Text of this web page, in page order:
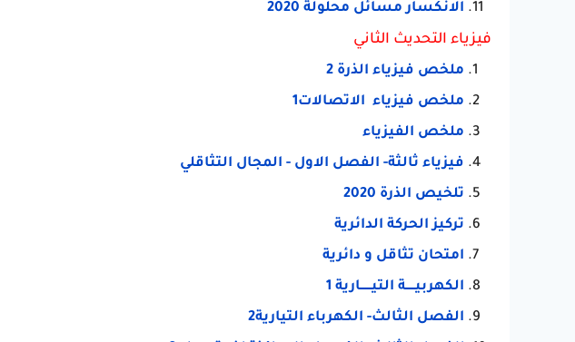
الانكسار مسائل محلولة 2020
فيزياء التحديث الثاني
ملخص فيزياء الذرة 2
ملخص فيزياء الاتصالات1
ملخص الفيزياء
فيزياء ثالثة- الفصل الاول - المجال التثاقلي
تلخيص الذرة 2020
تركيز الحركة الدائرية
امتحان تثاقل و دائرية
الكهربيـــــة التيــــــارية 1
الفصل الثالث- الكهرباء التيارية2